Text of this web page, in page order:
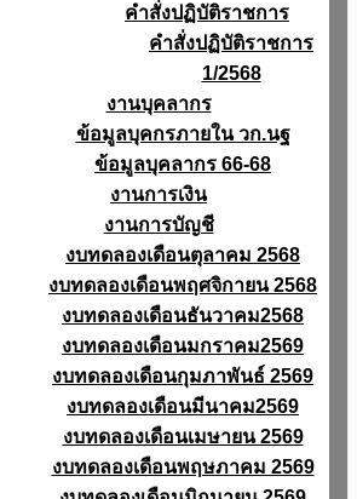
คำสั่งปฏิบัติราชการ
คำสั่งปฏิบัติราชการ
1/2568
งานบุคลากร
ข้อมูลบุคกรภายใน วก.นฐ
ข้อมูลบุคลากร 66-68
งานการเงิน
งานการบัญชี
งบทดลองเดือนตุลาคม 2568
งบทดลองเดือนพฤศจิกายน 2568
งบทดลองเดือนธันวาคม2568
งบทดลองเดือนมกราคม2569
งบทดลองเดือนกุมภาพันธ์ 2569
งบทดลองเดือนมีนาคม2569
งบทดลองเดือนเมษายน 2569
งบทดลองเดือนพฤษภาคม 2569